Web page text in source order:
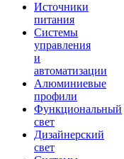
Источники
питания
Системы
управления
и
автоматизации
Алюминиевые
профили
Функциональный
свет
Дизайнерский
свет